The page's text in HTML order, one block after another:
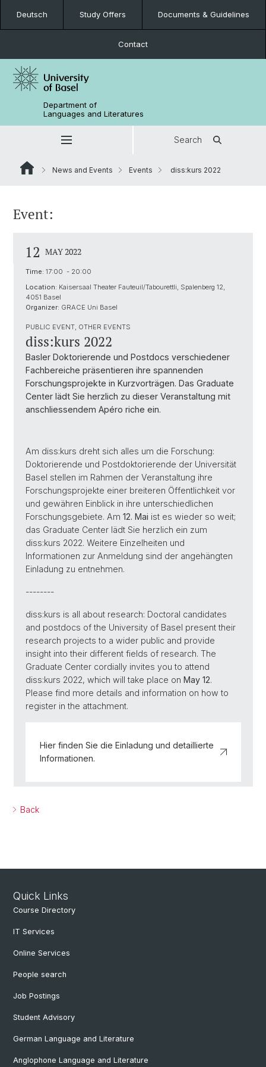
Deutsch Study Offers Documents & Guidelines
Contact
Department of
Languages and Literatures
Search
News and Events Events diss:kurs 2022
Event:
12 MAY 2022
Time: 17:00 - 20:00
Location: Kaisersaal Theater Fauteuil/Tabourettli, Spalenberg 12,
4051 Basel
Organizer: GRACE Uni Basel
PUBLIC EVENT, OTHER EVENTS
diss:kurs 2022
Basler Doktorierende und Postdocs verschiedener
Fachbereiche präsentieren ihre spannenden
Forschungsprojekte in Kurzvorträgen. Das Graduate
Center lädt Sie herzlich zu dieser Veranstaltung mit
anschliessendem Apéro riche ein.
Am diss:kurs dreht sich alles um die Forschung:
Doktorierende und Postdoktorierende der Universität
Basel stellen im Rahmen der Veranstaltung ihre
Forschungsprojekte einer breiteren Öffentlichkeit vor
und gewähren Einblick in ihre unterschiedlichen
Forschungsgebiete. Am 12. Mai ist es wieder so weit;
das Graduate Center lädt Sie herzlich ein zum
diss:kurs 2022. Weitere Einzelheiten und
Informationen zur Anmeldung sind der angehängten
Einladung zu entnehmen.
--------
diss:kurs is all about research: Doctoral candidates
and postdocs of the University of Basel present their
research projects to a wider public and provide
insight into their different fields of research. The
Graduate Center cordially invites you to attend
diss:kurs 2022, which will take place on May 12.
Please find more details and information on how to
register in the attachment.
Hier finden Sie die Einladung und detaillierte
Informationen.
Back
Quick Links
Course Directory
IT Services
Online Services
People search
Job Postings
Student Advisory
German Language and Literature
Anglophone Language and Literature